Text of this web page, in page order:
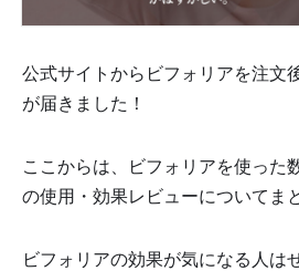
公式サイトからビフォリアを注文
が届きました！
ここからは、ビフォリアを使った
の使用・効果レビューについてま
ビフォリアの効果が気になる人は